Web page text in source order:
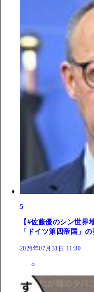
5
【#佐藤優のシン世界
「ドイツ第四帝国」
2026年07月31日 11:30